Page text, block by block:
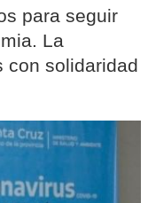
para seguir
La
con solidaridad